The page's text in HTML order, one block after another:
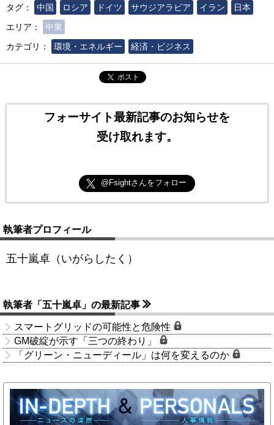
タグ： 中国 ロシア ドイツ サウジアラビア イラン
日本
エリア：
中東
カテゴリ：
環境・エネルギー 経済・ビジネス
ポスト
フォーサイト最新記事のお知らせを
受け取れます。
@Fsightさんをフォロー
執筆者プロフィール
五十嵐卓（いがらしたく）
執筆者「五十嵐卓」の最新記事
スマートグリッドの可能性と危険性
GM破綻が示す「三つの終わり」
「グリーン・ニューディール」は何を変えるのか